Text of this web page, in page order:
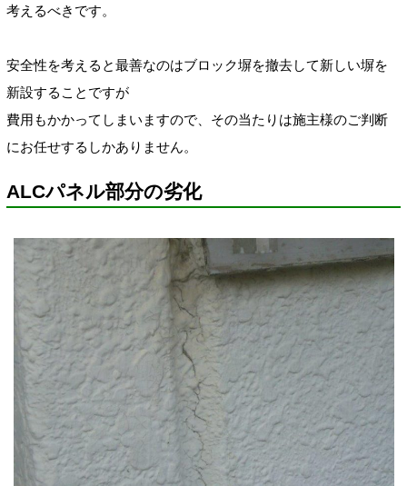
考えるべきです。
安全性を考えると最善なのはブロック塀を撤去して新しい塀を
新設することですが
費用もかかってしまいますので、その当たりは施主様のご判断
にお任せするしかありません。
ALCパネル部分の劣化